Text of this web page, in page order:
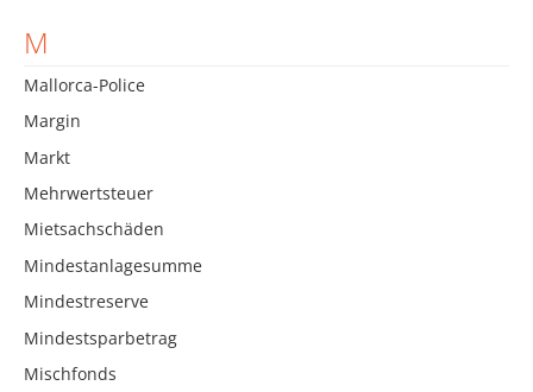
M
Mallorca-Police
Margin
Markt
Mehrwertsteuer
Mietsachschäden
Mindestanlagesumme
Mindestreserve
Mindestsparbetrag
Mischfonds